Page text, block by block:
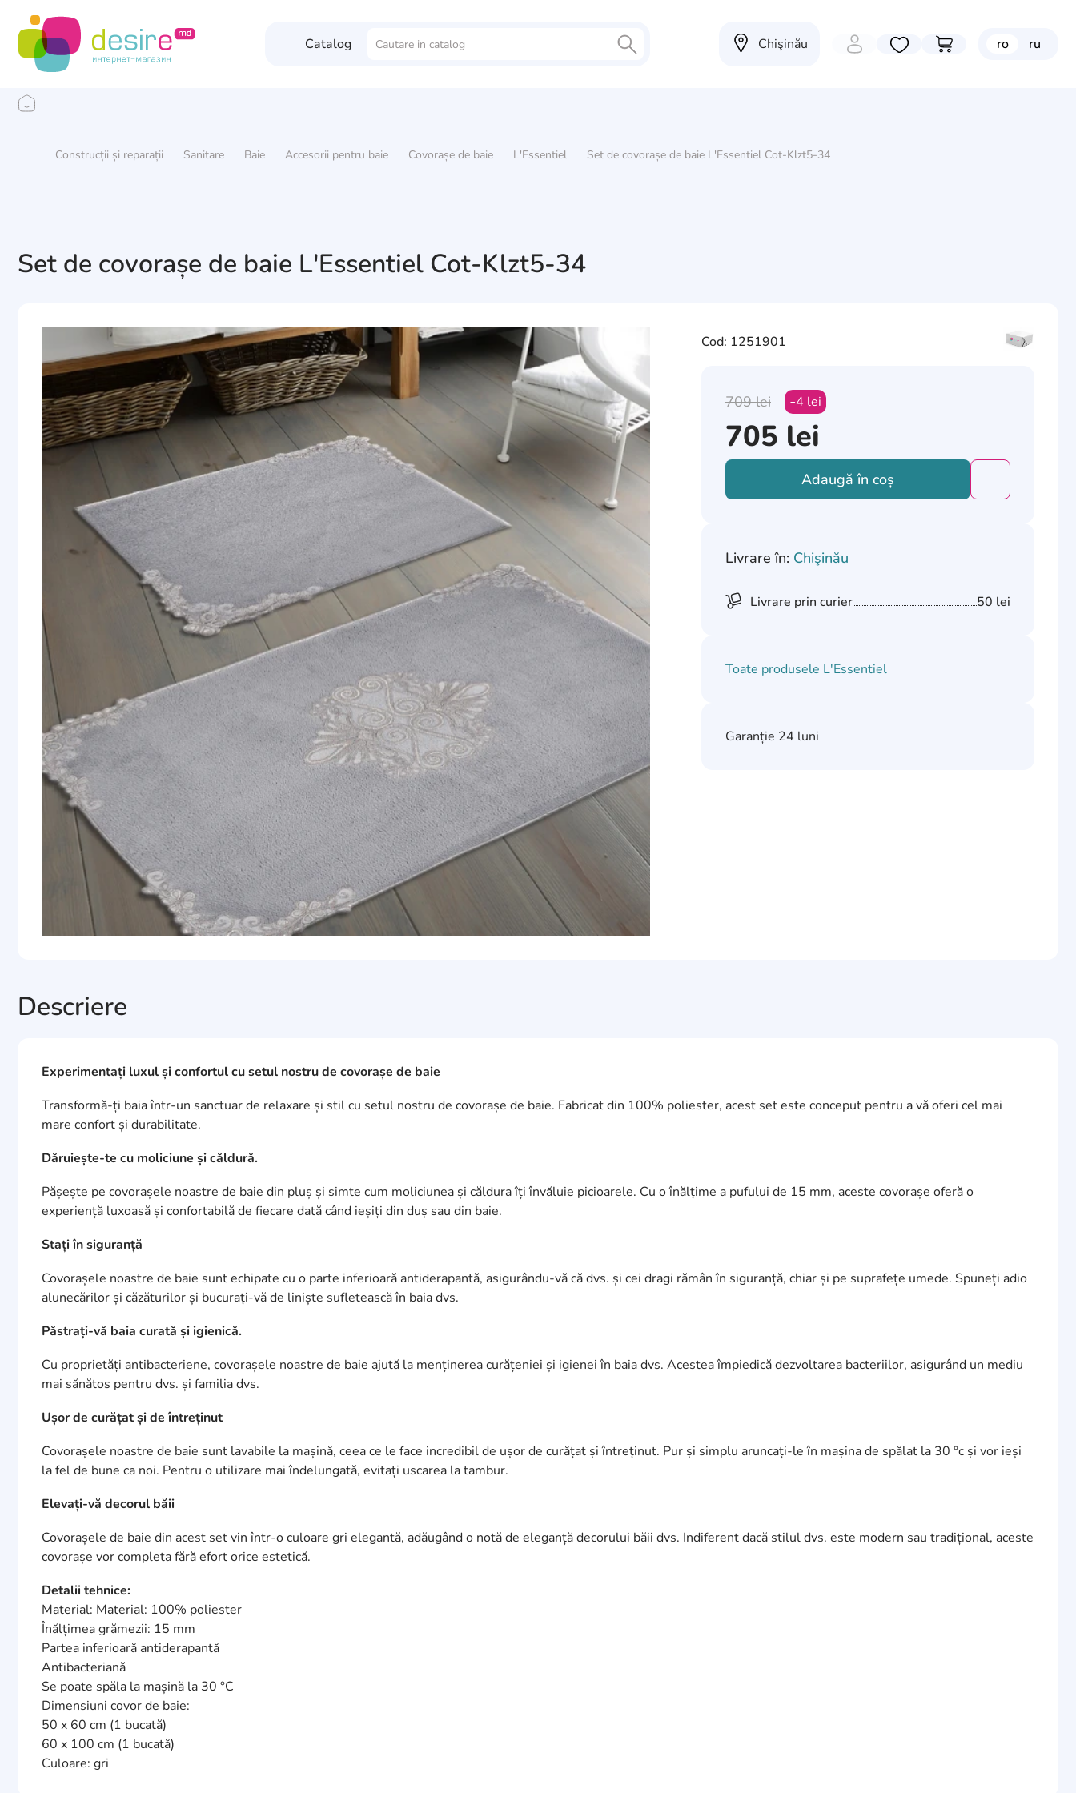
Catalog Chişinău Избранные товары
Перейти в корзину
ro ru
Construcții și reparații Sanitare Baie Accesorii pentru baie Covorașe de baie L'Essentiel Set de covorașe de baie L'Essentiel Cot-Klzt5-34
Set de covorașe de baie L'Essentiel Cot-Klzt5-34
Cod: 1251901
709lei 4 lei
705 lei
Adaugă în coș
Livrare în: Chişinău
Livrare prin curier 50 lei
Toate produsele L'Essentiel
Garanție 24 luni
Descriere
Experimentați luxul și confortul cu setul nostru de covorașe de baie
Transformă-ți baia într-un sanctuar de relaxare și stil cu setul nostru de covorașe de baie. Fabricat din 100% poliester, acest set este conceput pentru a vă oferi cel mai
mare confort și durabilitate.
Dăruiește-te cu moliciune și căldură.
Pășește pe covorașele noastre de baie din pluș și simte cum moliciunea și căldura îți învăluie picioarele. Cu o înălțime a pufului de 15 mm, aceste covorașe oferă o
experiență luxoasă și confortabilă de fiecare dată când ieșiți din duș sau din baie.
Stați în siguranță
Covorașele noastre de baie sunt echipate cu o parte inferioară antiderapantă, asigurându-vă că dvs. și cei dragi rămân în siguranță, chiar și pe suprafețe umede. Spuneți adio
alunecărilor și căzăturilor și bucurați-vă de liniște sufletească în baia dvs.
Păstrați-vă baia curată și igienică.
Cu proprietăți antibacteriene, covorașele noastre de baie ajută la menținerea curățeniei și igienei în baia dvs. Acestea împiedică dezvoltarea bacteriilor, asigurând un mediu
mai sănătos pentru dvs. și familia dvs.
Ușor de curățat și de întreținut
Covorașele noastre de baie sunt lavabile la mașină, ceea ce le face incredibil de ușor de curățat și întreținut. Pur și simplu aruncați-le în mașina de spălat la 30 °c și vor ieși
la fel de bune ca noi. Pentru o utilizare mai îndelungată, evitați uscarea la tambur.
Elevați-vă decorul băii
Covorașele de baie din acest set vin într-o culoare gri elegantă, adăugând o notă de eleganță decorului băii dvs. Indiferent dacă stilul dvs. este modern sau tradițional, aceste
covorașe vor completa fără efort orice estetică.
Detalii tehnice:
Material: Material: 100% poliester
Înălțimea grămezii: 15 mm
Partea inferioară antiderapantă
Antibacteriană
Se poate spăla la mașină la 30 °C
Dimensiuni covor de baie:
50 x 60 cm (1 bucată)
60 x 100 cm (1 bucată)
Culoare: gri